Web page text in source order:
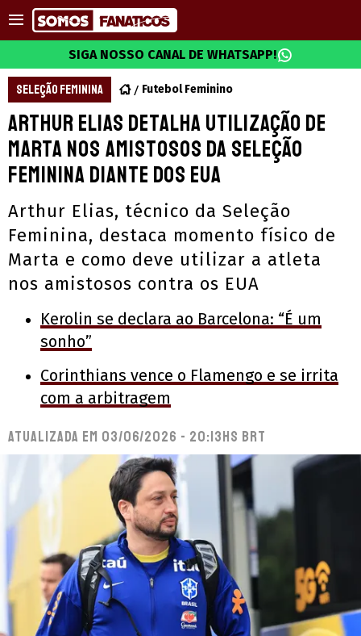
SIGA NOSSO CANAL DE WHATSAPP!
SELEÇÃO FEMININA Futebol Feminino
Arthur Elias detalha utilização de
Marta nos amistosos da Seleção
Feminina diante dos EUA
Arthur Elias, técnico da Seleção
Feminina, destaca momento físico de
Marta e como deve utilizar a atleta
nos amistosos contra os EUA
Kerolin se declara ao Barcelona: “É um
sonho”
Corinthians vence o Flamengo e se irrita
com a arbitragem
Atualizada em 03/06/2026 - 20:13hs BRT